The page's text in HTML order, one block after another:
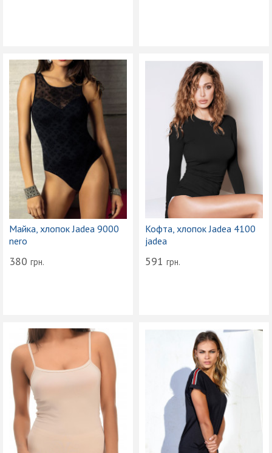
Майка, хлопок Jadea 9000
nero
380 грн.
Кофта, хлопок Jadea 4100
jadea
591 грн.